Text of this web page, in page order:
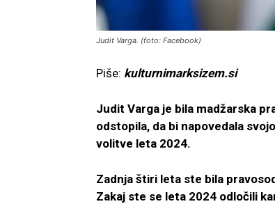
Judit Varga. (foto: Facebook)
Piše: kulturnimarksizem.si
Judit Varga je bila madžarska
odstopila, da bi napovedala
volitve leta 2024.
Zadnja štiri leta ste bila
Zakaj ste se leta 2024 odločili